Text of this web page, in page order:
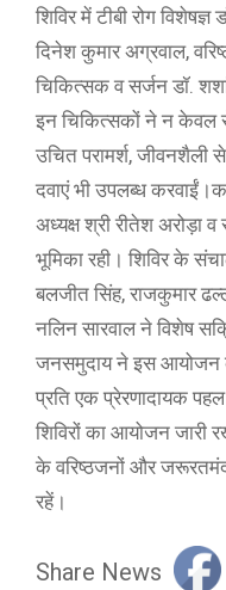
शिविर में टीबी रोग विशेषज्ञ
दिनेश कुमार अग्रवाल,
चिकित्सक व सर्जन डॉ.
इन चिकित्सकों ने न केवल
उचित परामर्श,
दवाएं भी उपलब्ध
अध्यक्ष श्री रीतेश अरोड़ा
भूमिका रही। शिविर के
बलजीत सिंह, राजकुमार
नलिन सारवाल ने विशेष
जनसमुदाय ने इस आयोजन
प्रति एक प्रेरणादायक
शिविरों का आयोजन जारी
के वरिष्ठजनों और
रहें।
Share News